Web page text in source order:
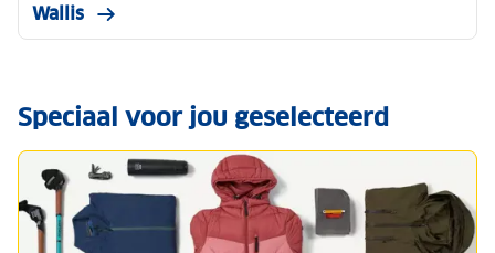
Wallis
Speciaal voor jou geselecteerd